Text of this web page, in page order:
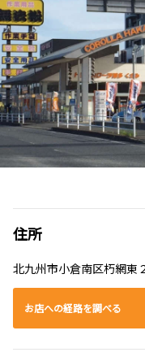
住所
北九州市小倉南区朽網東
お店への経路を調べる